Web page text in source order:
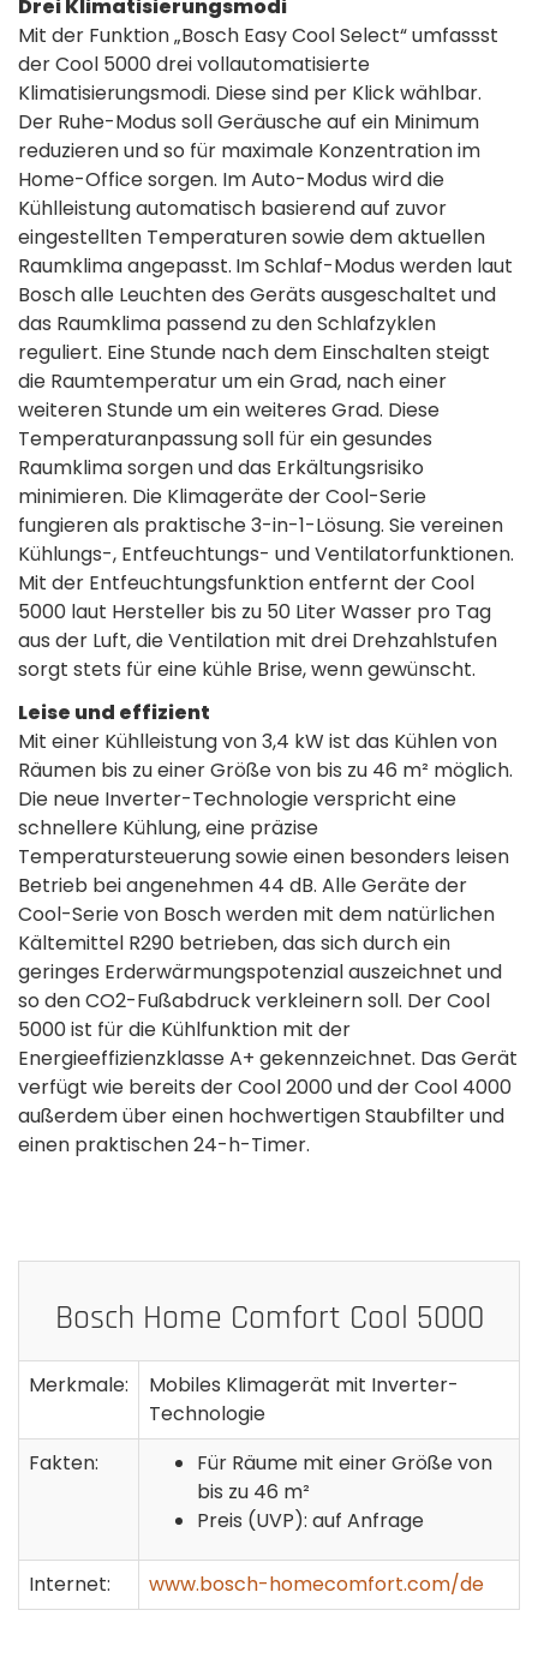
Drei Klimatisierungsmodi
Mit der Funktion „Bosch Easy Cool Select“ umfassst
der Cool 5000 drei vollautomatisierte
Klimatisierungsmodi. Diese sind per Klick wählbar.
Der Ruhe-Modus soll Geräusche auf ein Minimum
reduzieren und so für maximale Konzentration im
Home-Office sorgen. Im Auto-Modus wird die
Kühlleistung automatisch basierend auf zuvor
eingestellten Temperaturen sowie dem aktuellen
Raumklima angepasst. Im Schlaf-Modus werden laut
Bosch alle Leuchten des Geräts ausgeschaltet und
das Raumklima passend zu den Schlafzyklen
reguliert. Eine Stunde nach dem Einschalten steigt
die Raumtemperatur um ein Grad, nach einer
weiteren Stunde um ein weiteres Grad. Diese
Temperaturanpassung soll für ein gesundes
Raumklima sorgen und das Erkältungsrisiko
minimieren. Die Klimageräte der Cool-Serie
fungieren als praktische 3-in-1-Lösung. Sie vereinen
Kühlungs-, Entfeuchtungs- und Ventilatorfunktionen.
Mit der Entfeuchtungsfunktion entfernt der Cool
5000 laut Hersteller bis zu 50 Liter Wasser pro Tag
aus der Luft, die Ventilation mit drei Drehzahlstufen
sorgt stets für eine kühle Brise, wenn gewünscht.
Leise und effizient
Mit einer Kühlleistung von 3,4 kW ist das Kühlen von
Räumen bis zu einer Größe von bis zu 46 m² möglich.
Die neue Inverter-Technologie verspricht eine
schnellere Kühlung, eine präzise
Temperatursteuerung sowie einen besonders leisen
Betrieb bei angenehmen 44 dB. Alle Geräte der
Cool-Serie von Bosch werden mit dem natürlichen
Kältemittel R290 betrieben, das sich durch ein
geringes Erderwärmungspotenzial auszeichnet und
so den CO2-Fußabdruck verkleinern soll. Der Cool
5000 ist für die Kühlfunktion mit der
Energieeffizienzklasse A+ gekennzeichnet. Das Gerät
verfügt wie bereits der Cool 2000 und der Cool 4000
außerdem über einen hochwertigen Staubfilter und
einen praktischen 24-h-Timer.
Bosch Home Comfort Cool 5000
Merkmale:
Mobiles Klimagerät mit Inverter-
Technologie
Fakten:
Für Räume mit einer Größe von
bis zu 46 m²
Preis (UVP): auf Anfrage
Internet: www.bosch-homecomfort.com/de